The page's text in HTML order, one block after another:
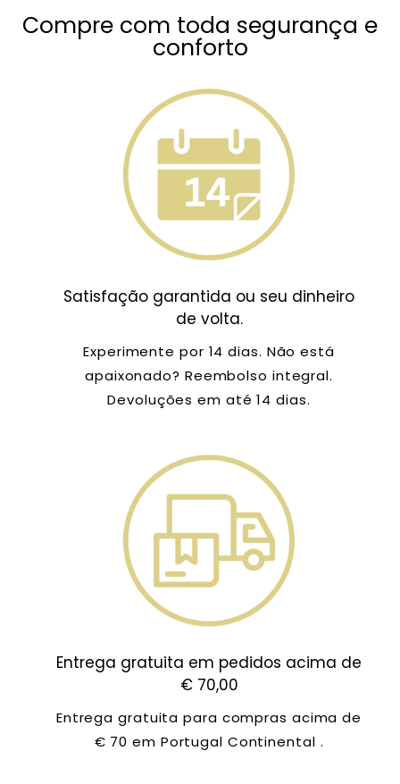
Compre com toda segurança e
conforto
Satisfação garantida ou seu dinheiro
de volta.
Experimente por 14 dias. Não está
apaixonado? Reembolso integral.
Devoluções em até 14 dias.
Entrega gratuita em pedidos acima de
€ 70,00
Entrega gratuita para compras acima de
€ 70 em Portugal Continental .